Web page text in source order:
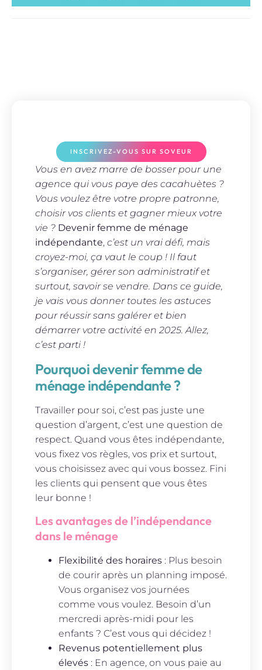
INSCRIVEZ-VOUS SUR SOVEUR
Vous en avez marre de bosser pour une
agence qui vous paye des cacahuètes ?
Vous voulez être votre propre patronne,
choisir vos clients et gagner mieux votre
vie ? Devenir femme de ménage
indépendante, c’est un vrai défi, mais
croyez-moi, ça vaut le coup ! Il faut
s’organiser, gérer son administratif et
surtout, savoir se vendre. Dans ce guide,
je vais vous donner toutes les astuces
pour réussir sans galérer et bien
démarrer votre activité en 2025. Allez,
c’est parti !
Pourquoi devenir femme de
ménage indépendante ?
Travailler pour soi, c’est pas juste une
question d’argent, c’est une question de
respect. Quand vous êtes indépendante,
vous fixez vos règles, vos prix et surtout,
vous choisissez avec qui vous bossez. Fini
les clients qui pensent que vous êtes
leur bonne !
Les avantages de l’indépendance
dans le ménage
Flexibilité des horaires : Plus besoin
de courir après un planning imposé.
Vous organisez vos journées
comme vous voulez. Besoin d’un
mercredi après-midi pour les
enfants ? C’est vous qui décidez !
Revenus potentiellement plus
élevés : En agence, on vous paie au